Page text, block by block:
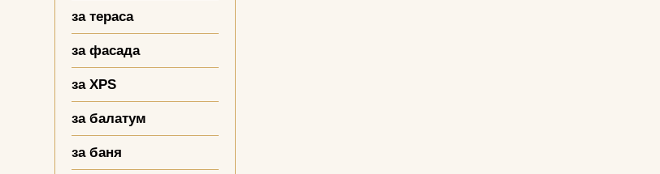
за тераса
за фасада
за XPS
за балатум
за баня